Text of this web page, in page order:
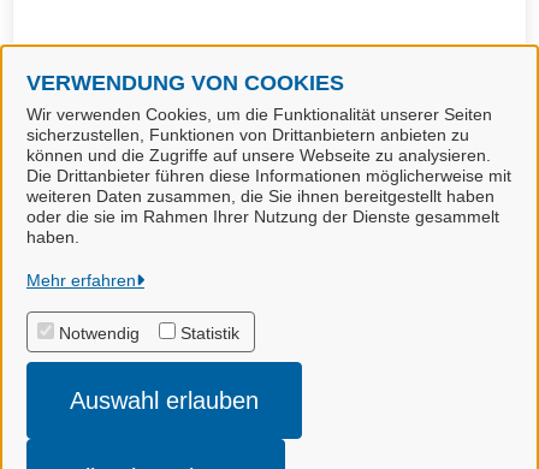
VERWENDUNG VON COOKIES
Wir verwenden Cookies, um die Funktionalität unserer Seiten
sicherzustellen, Funktionen von Drittanbietern anbieten zu
können und die Zugriffe auf unsere Webseite zu analysieren.
Die Drittanbieter führen diese Informationen möglicherweise mit
weiteren Daten zusammen, die Sie ihnen bereitgestellt haben
oder die sie im Rahmen Ihrer Nutzung der Dienste gesammelt
haben.
Mehr erfahren
Notwendig Statistik
Auswahl erlauben
Landkreis Stade
Alle Rechte vorbehalten